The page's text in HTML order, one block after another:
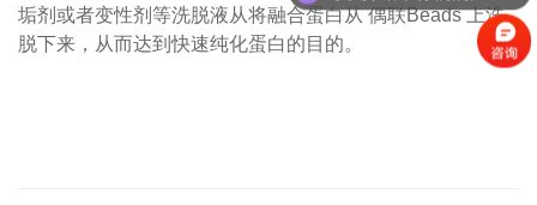
垢剂或者变性剂等洗脱液从将融合蛋白从 偶联Beads 上洗
脱下来，从而达到快速纯化蛋白的目的。